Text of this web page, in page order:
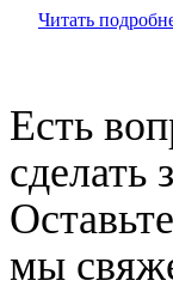
Читать
Есть
сделать
мы